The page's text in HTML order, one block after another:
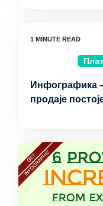
Инфографика
продаје